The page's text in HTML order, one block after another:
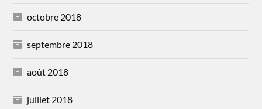
octobre 2018
septembre 2018
août 2018
juillet 2018